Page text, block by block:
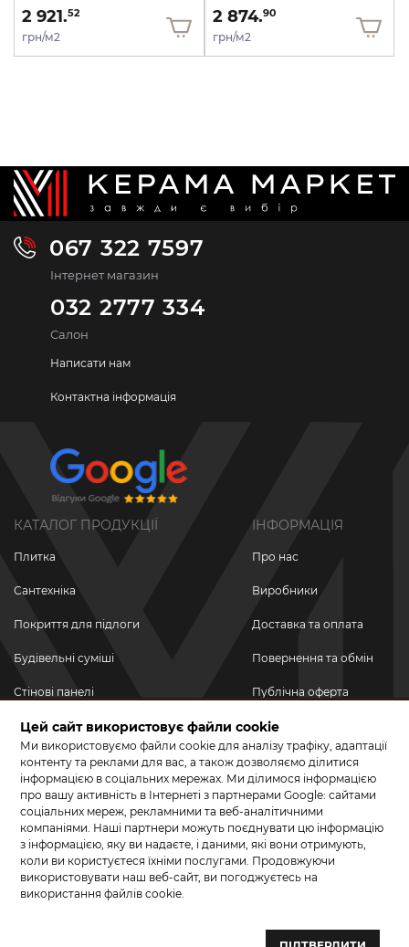
2 921.52
грн/м2
2 874.90
грн/м2
067 322 7597
Інтернет магазин
032 2777 334
Салон
Написати нам
Контактна інформація
КАТАЛОГ ПРОДУКЦІЇ
Плитка
Сантехніка
Покриття для підлоги
Будівельні суміші
Стінові панелі
Новинки
Акційні товари
Акції/Знижки
ІНФОРМАЦІЯ
Про нас
Виробники
Доставка та оплата
Повернення та обмін
Публічна оферта
Політика
конфіденційності
ПРИЄДНУЙТЕСЬ ДО НАС У СОЦМЕРЕЖАХ
Цей сайт використовує файли cookie
Ми використовуємо файли cookie для аналізу трафіку, адаптації
контенту та реклами для вас, а також дозволяємо ділитися
інформацією в соціальних мережах. Ми ділимося інформацією
про вашу активність в Інтернеті з партнерами Google: сайтами
соціальних мереж, рекламними та веб-аналітичними
компаніями. Наші партнери можуть поєднувати цю інформацію
з інформацією, яку ви надаєте, і даними, які вони отримують,
коли ви користуєтеся їхніми послугами. Продовжуючи
використовувати наш веб-сайт, ви погоджуєтесь на
використання файлів cookie.